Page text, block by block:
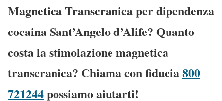
Magnetica Transcranica per dipendenza
cocaina Sant’Angelo d’Alife? Quanto
costa la stimolazione magnetica
transcranica? Chiama con fiducia800
721244possiamo aiutarti!